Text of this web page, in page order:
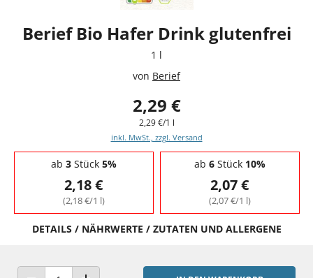
Berief Bio Hafer Drink glutenfrei
1 l
von Berief
2,29 €
2,29 €/1 l
inkl. MwSt., zzgl. Versand
Staffelpreise - Mengenrabatt
ab 3Stück 5%
2,18 €
(2,18 €/1 l)
ab 6Stück 10%
2,07 €
(2,07 €/1 l)
DETAILS / NÄHRWERTE / ZUTATEN UND ALLERGENE